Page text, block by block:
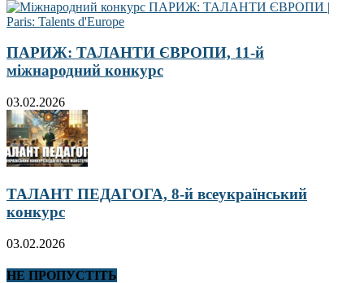
ПАРИЖ: ТАЛАНТИ ЄВРОПИ, 11-й
міжнародний конкурс
03.02.2026
ТАЛАНТ ПЕДАГОГА, 8-й всеукраїнський
конкурс
03.02.2026
НЕ ПРОПУСТІТЬ